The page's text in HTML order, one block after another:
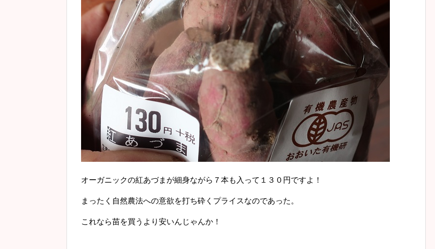
オーガニックの紅あづまが細身ながら７本も入って１３０円ですよ！
まったく自然農法への意欲を打ち砕くプライスなのであった。
これなら苗を買うより安いんじゃんか！